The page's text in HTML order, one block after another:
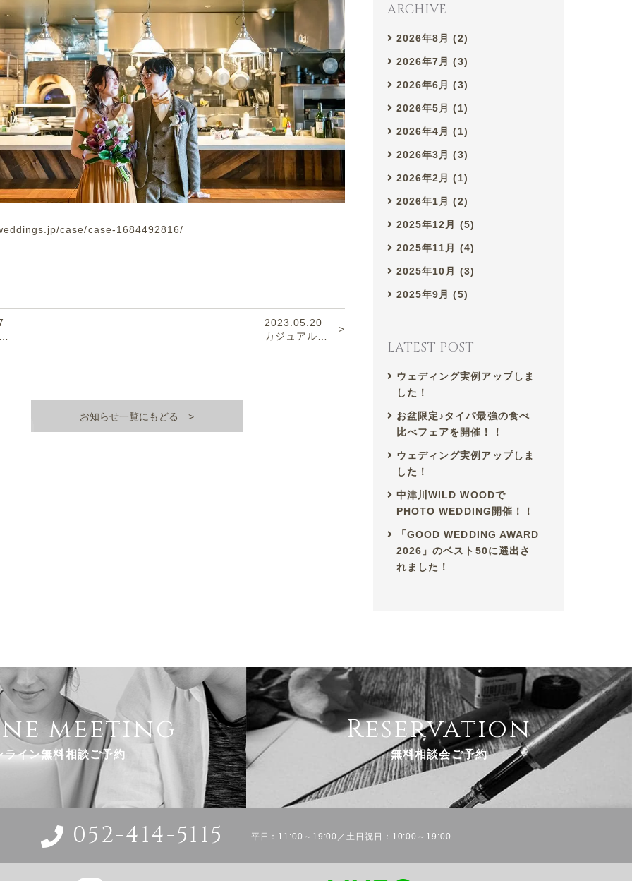
case/case-1684492816/
2023.05.20
カジュアル…
お知らせ一覧にもどる
ARCHIVE
2026年8月 (2)
2026年7月 (3)
2026年6月 (3)
2026年5月 (1)
2026年4月 (1)
2026年3月 (3)
2026年2月 (1)
2026年1月 (2)
2025年12月 (5)
2025年11月 (4)
2025年10月 (3)
2025年9月 (5)
LATEST POST
ウェディング実例アップしま
した！
お盆限定♪タイパ最強の食べ
比べフェアを開催！！
ウェディング実例アップしま
した！
中津川WILD WOODで
PHOTO WEDDING開催！！
「GOOD WEDDING AWARD
2026」のベスト50に選出さ
れました！
meeting
ライン無料相談ご予約
Reservation
無料相談会ご予約
052-414-5115 平日：11:00～19:00／土日祝日：10:00～19:00